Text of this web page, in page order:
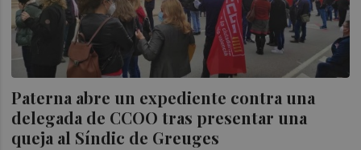
Paterna abre un expediente contra una
delegada de CCOO tras presentar una
queja al Síndic de Greuges